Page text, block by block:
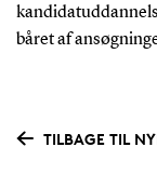
båret af
TILBAGE TIL